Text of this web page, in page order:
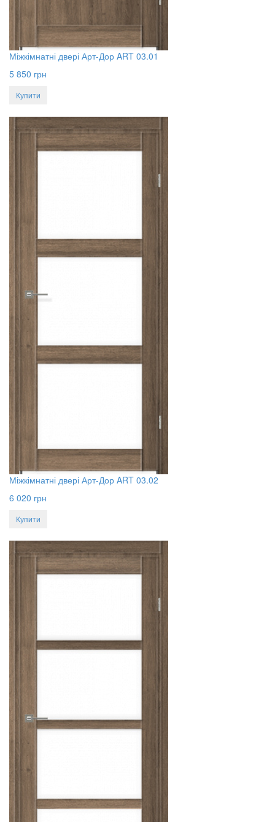
Міжкімнатні двері Арт-Дор ART 03.01
5 850 грн
Купити
Міжкімнатні двері Арт-Дор ART 03.02
6 020 грн
Купити